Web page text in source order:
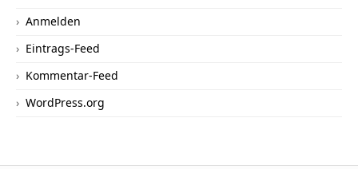
Anmelden
Eintrags-Feed
Kommentar-Feed
WordPress.org